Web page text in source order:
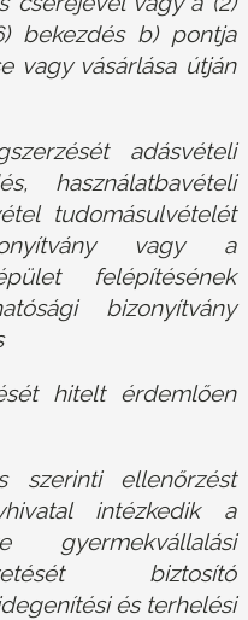
bekezdés b) pontja
vagy vásárlása útján
adásvételi
használatbavételi
tudomásulvételét
vagy a
felépítésének
bizonyítvány
hitelt érdemlően
ellenőrzést
intézkedik a
gyermekvállalási
biztosító
és terhelési